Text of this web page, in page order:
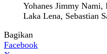
Yohanes Jimmy Nami,
Laka Lena, Sebastian
Bagikan
Facebook